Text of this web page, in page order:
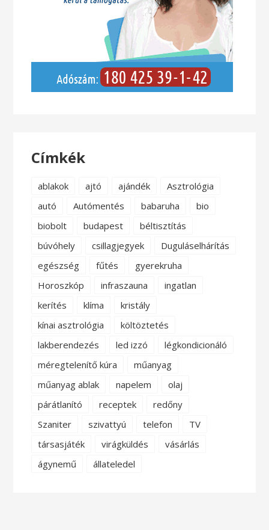
Címkék
ablakok ajtó ajándék
Asztrológia
autó
Autómentés babaruha
bio
biobolt
budapest
béltisztítás
búvóhely
csillagjegyek
Duguláselhárítás
egészség
fűtés
gyerekruha
Horoszkóp
infraszauna
ingatlan
kerítés
klíma
kristály
kínai asztrológia
költöztetés
lakberendezés
led izzó
légkondicionáló
méregtelenítő kúra
műanyag
műanyag ablak
napelem
olaj
párátlanító
receptek
redőny
Szaniter
szivattyú telefon
TV
társasjáték
virágküldés
vásárlás
ágynemű
állateledel